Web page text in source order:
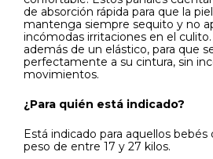
de absorción rápida para que la
mantenga siempre sequito y no
incómodas irritaciones en el
además de un elástico, para que
perfectamente a su cintura, sin
movimientos.
¿Para quién está indicado?
Está indicado para aquellos
peso de entre 17 y 27 kilos.